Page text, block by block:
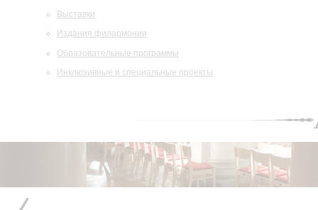
Выставки
Издания филармонии
Образовательные программы
Инклюзивные и специальные проекты